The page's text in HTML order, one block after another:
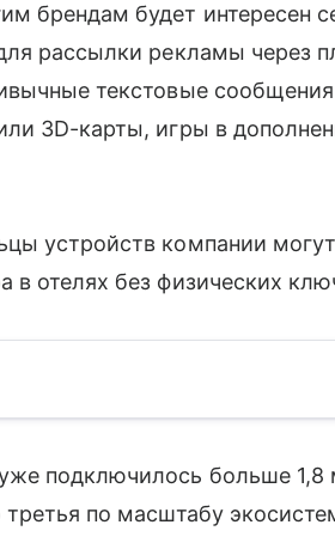
брендам будет интересен
рассылки рекламы через
текстовые
3D-карты, игры в
устройств компании
отелях без физических
подключилось больше 1,8
по масштабу